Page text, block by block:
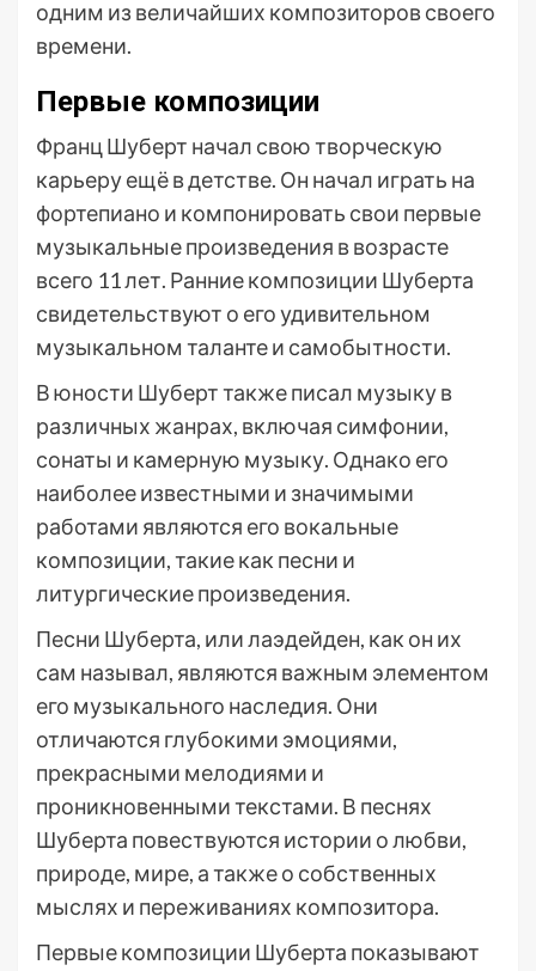
одним из величайших композиторов своего
времени.
Первые композиции
Франц Шуберт начал свою творческую
карьеру ещё в детстве. Он начал играть на
фортепиано и компонировать свои первые
музыкальные произведения в возрасте
всего 11 лет. Ранние композиции Шуберта
свидетельствуют о его удивительном
музыкальном таланте и самобытности.
В юности Шуберт также писал музыку в
различных жанрах, включая симфонии,
сонаты и камерную музыку. Однако его
наиболее известными и значимыми
работами являются его вокальные
композиции, такие как песни и
литургические произведения.
Песни Шуберта, или лаэдейден, как он их
сам называл, являются важным элементом
его музыкального наследия. Они
отличаются глубокими эмоциями,
прекрасными мелодиями и
проникновенными текстами. В песнях
Шуберта повествуются истории о любви,
природе, мире, а также о собственных
мыслях и переживаниях композитора.
Первые композиции Шуберта показывают